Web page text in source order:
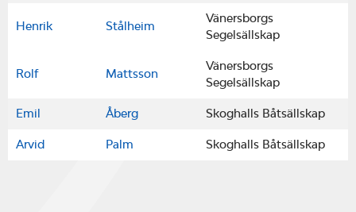
Henrik Stålheim
Vänersborgs
Segelsällskap
Rolf Mattsson
Vänersborgs
Segelsällskap
Emil Åberg Skoghalls Båtsällskap
Arvid Palm Skoghalls Båtsällskap